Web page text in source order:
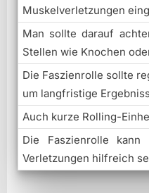
Muskelverletzungen
Man sollte darauf
Stellen wie Knochen
Die Faszienrolle sollte
um langfristige
Auch kurze Rolling-
Die Faszienrolle
Verletzungen hilfreich